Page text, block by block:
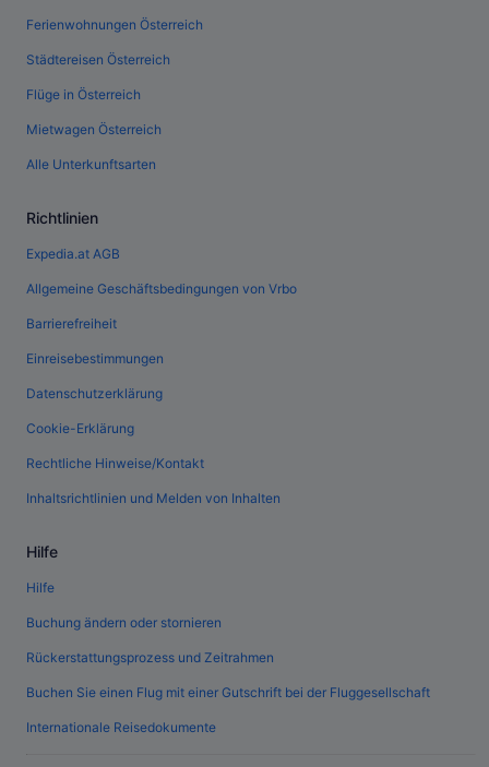
Ferienwohnungen Österreich
Städtereisen Österreich
Flüge in Österreich
Mietwagen Österreich
Alle Unterkunftsarten
Richtlinien
Expedia.at AGB
Allgemeine Geschäftsbedingungen von Vrbo
Barrierefreiheit
Einreisebestimmungen
Datenschutzerklärung
Cookie-Erklärung
Rechtliche Hinweise/Kontakt
Inhaltsrichtlinien und Melden von Inhalten
Hilfe
Hilfe
Buchung ändern oder stornieren
Rückerstattungsprozess und Zeitrahmen
Buchen Sie einen Flug mit einer Gutschrift bei der Fluggesellschaft
Internationale Reisedokumente